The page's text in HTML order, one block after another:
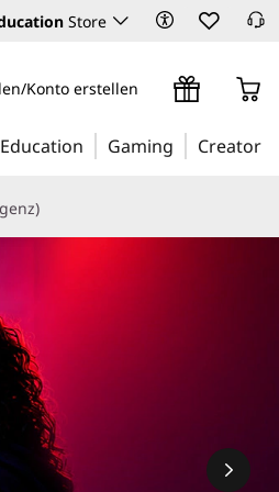
Store
Konto erstellen
Education Gaming Creator